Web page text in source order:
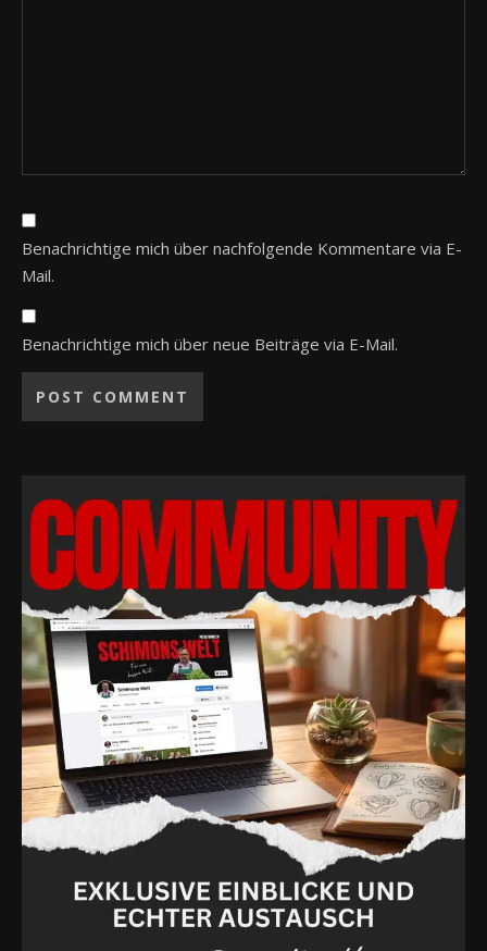
Benachrichtige mich über nachfolgende Kommentare via E-
Mail.
Benachrichtige mich über neue Beiträge via E-Mail.